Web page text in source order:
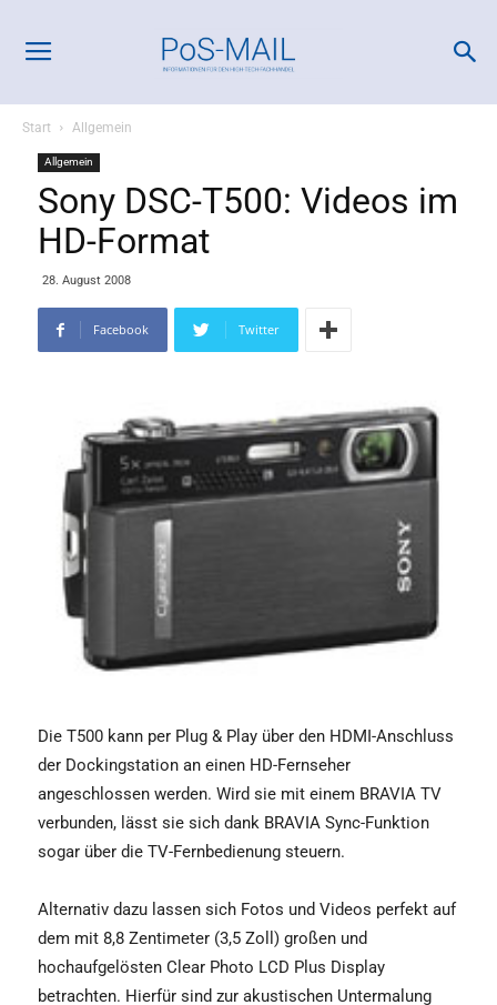
Start Allgemein
Allgemein
Sony DSC-T500: Videos im
HD-Format
28. August 2008
Facebook Twitter
Die T500 kann per Plug & Play über den HDMI-Anschluss
der Dockingstation an einen HD-Fernseher
angeschlossen werden. Wird sie mit einem BRAVIA TV
verbunden, lässt sie sich dank BRAVIA Sync-Funktion
sogar über die TV-Fernbedienung steuern.
Alternativ dazu lassen sich Fotos und Videos perfekt auf
dem mit 8,8 Zentimeter (3,5 Zoll) großen und
hochaufgelösten Clear Photo LCD Plus Display
betrachten. Hierfür sind zur akustischen Untermalung